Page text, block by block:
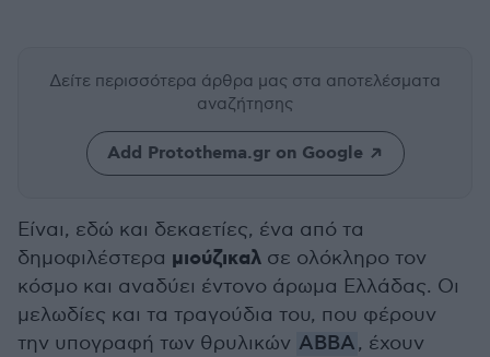
Δείτε περισσότερα άρθρα μας στα αποτελέσματα
αναζήτησης
Add Protothema.gr on Google
Είναι, εδώ και δεκαετίες, ένα από τα
δημοφιλέστερα μιούζικαλ σε ολόκληρο τον
κόσμο και αναδύει έντονο άρωμα Ελλάδας. Οι
μελωδίες και τα τραγούδια του, που φέρουν
την υπογραφή των θρυλικών ABBA, έχουν